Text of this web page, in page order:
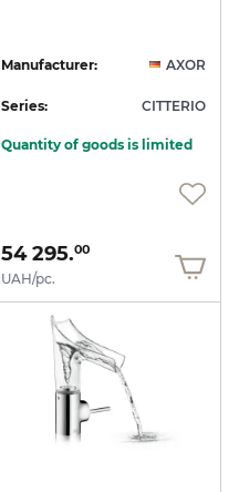
Manufacturer: AXOR
Series: CITTERIO
Quantity of goods is limited
54 295.00
UAH/pc.